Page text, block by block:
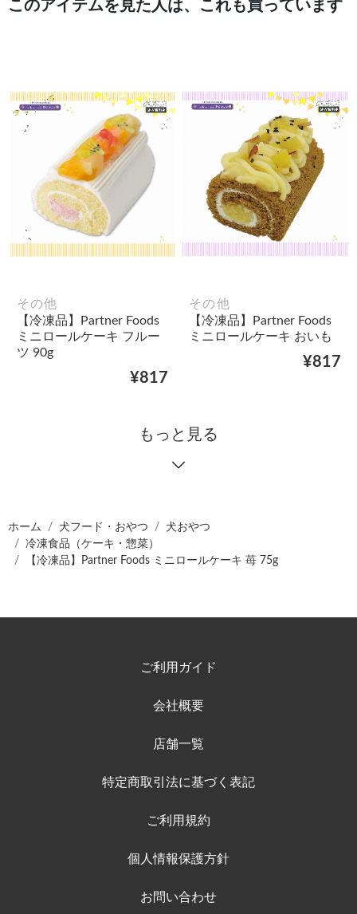
このアイテムを見た人は、これも買っています
その他
【冷凍品】Partner Foods
ミニロールケーキ フルー
ツ 90g
¥817
その他
【冷凍品】Partner Foods
ミニロールケーキ おいも
¥817
もっと見る
ホーム 犬フード・おやつ
犬おやつ
冷凍食品（ケーキ・惣菜）
【冷凍品】Partner Foods ミニロールケーキ 苺 75g
ご利用ガイド
会社概要
店舗一覧
特定商取引法に基づく表記
ご利用規約
個人情報保護方針
お問い合わせ